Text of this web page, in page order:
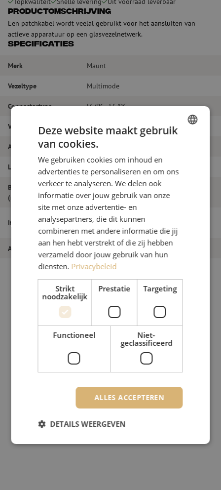
Productomschrijving
Een patchkabel wordt veelal gebruikt voor het aansluiten van
actieve apparatuur op een glasvezelnetwerk.
Specificaties
Merk Maunt
Vezeltype Multimode
Connectortype LC/PC - SC/PC
Vezelsoort OM4
Aantal vezels Duplex
Lengte
Buitendiameter
(mm)
1.8
Itemnaam
Patchkabel duplex OM4, LC/PC-SC/PC,
1.8mm, 35m
Artikelnummer M20000127
Deze website maakt gebruik
van cookies.
We gebruiken cookies om inhoud en
advertenties te personaliseren en om ons
verkeer te analyseren. We delen ook
informatie over jouw gebruik van onze
site met onze advertentie- en
analysepartners, die dit kunnen
combineren met andere informatie die jij
aan hen hebt verstrekt of die zij hebben
verzameld door jouw gebruik van hun
diensten. Privacybeleid
Strikt
noodzakelijk
Prestatie Targeting
Functioneel
Niet-
geclassificeerd
ALLES ACCEPTEREN
DETAILS WEERGEVEN